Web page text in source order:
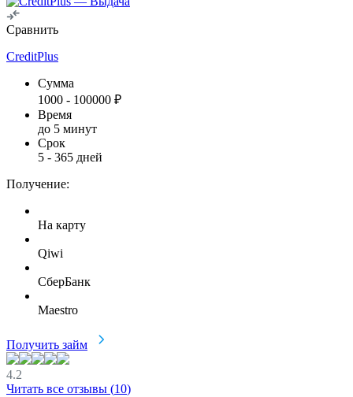
Сравнить
CreditPlus
Сумма
1000 - 100000 ₽
Время
до 5 минут
Срок
5 - 365 дней
Получение:
На карту
Qiwi
СберБанк
Maestro
Получить займ
4.2
Читать все отзывы (10)